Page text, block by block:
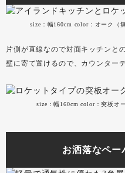
size：幅160cm color：オーク（
片側が直線なので対面キッチンと
壁に寄て置けるので、カウンター
size：幅160cm color：突板オ
お洒落なペー